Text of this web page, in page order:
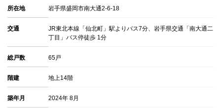
所在地 岩手県盛岡市南大通2-6-18
交通
JR東北本線「仙北町」駅よりバス7分、岩手県交通「南大通二
丁目」バス停徒歩 1分
総戸数 65戸
階建 地上14階
築年月 2024年 8月